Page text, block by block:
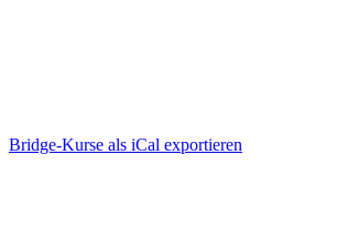
Bridge-Kurse als iCal exportieren